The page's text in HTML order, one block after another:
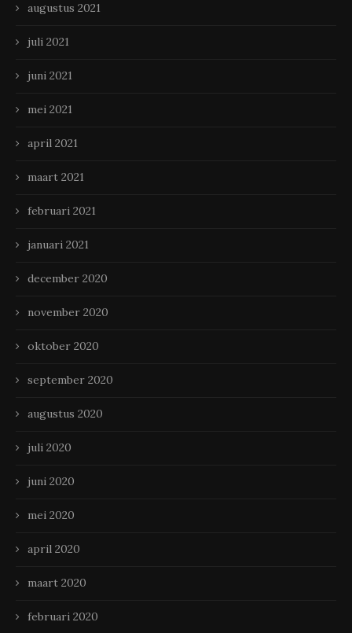
augustus 2021
juli 2021
juni 2021
mei 2021
april 2021
maart 2021
februari 2021
januari 2021
december 2020
november 2020
oktober 2020
september 2020
augustus 2020
juli 2020
juni 2020
mei 2020
april 2020
maart 2020
februari 2020